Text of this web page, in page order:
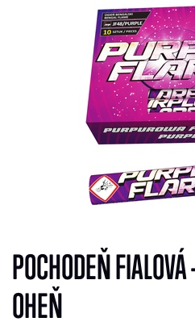
POCHODEŇ
OHEŇ